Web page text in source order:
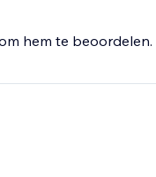
hem te beoordelen.